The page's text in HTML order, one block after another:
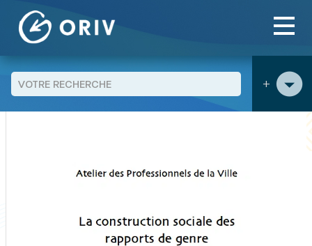
Aller au contenu
+
publications
La construction sociale des rapports de
genre - Compte-rendu de l'Atelier des Professionnels de la Ville
Panneau de gestion des cookies